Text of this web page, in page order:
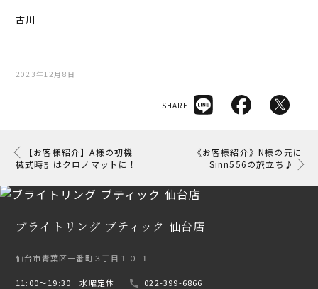
古川
2023年12月8日
SHARE
【お客様紹介】A様の初機
械式時計はクロノマットに！
《お客様紹介》N様の元に
Sinn556の旅立ち♪
ブライトリング ブティック 仙台店
仙台市青葉区一番町３丁目１０-１
11:00〜19:30 水曜定休
022-399-6866